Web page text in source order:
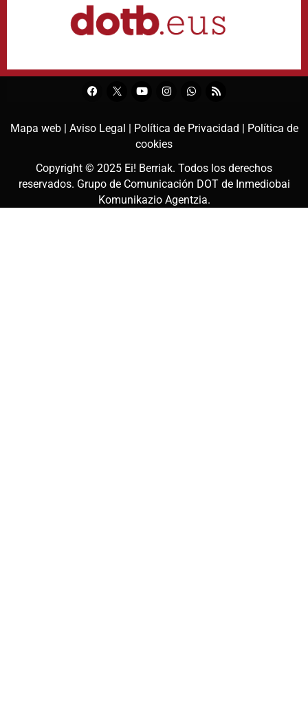
Mapa web | Aviso Legal | Política de Privacidad | Política de
cookies
Copyright © 2025 Ei! Berriak. Todos los derechos
reservados. Grupo de Comunicación DOT de Inmediobai
Komunikazio Agentzia.